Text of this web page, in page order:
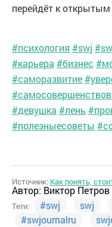
перейдёт к
#психология #swj
#карьера #бизнес
#саморазвитие
#девушка #лень
#полезныесоветы
Источник: Как понять,
Автор: Виктор Петров
Теги: #swj swj
#swjournalru